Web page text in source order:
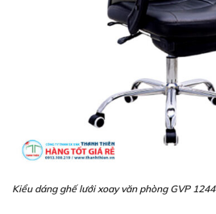
Kiểu dáng ghế lưới xoay văn phòng GVP 1244